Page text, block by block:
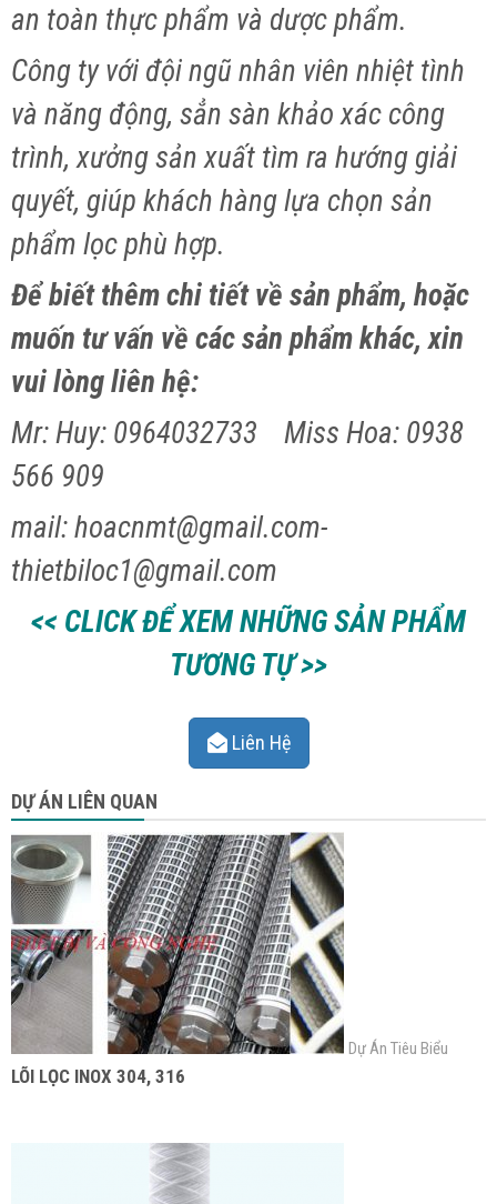
an toàn thực phẩm và dược phẩm.
Công ty với đội ngũ nhân viên nhiệt tình
và năng động, sẳn sàn khảo xác công
trình, xưởng sản xuất tìm ra hướng giải
quyết, giúp khách hàng lựa chọn sản
phẩm lọc phù hợp.
Để biết thêm chi tiết về sản phẩm, hoặc
muốn tư vấn về các sản phẩm khác, xin
vui lòng liên hệ:
Mr: Huy: 0964032733 Miss Hoa: 0938
566 909
mail: hoacnmt@gmail.com-
thietbiloc1@gmail.com
<< CLICK ĐỂ XEM NHỮNG SẢN PHẨM
TƯƠNG TỰ >>
Liên Hệ
DỰ ÁN LIÊN QUAN
Dự Án Tiêu Biểu
LÕI LỌC INOX 304, 316